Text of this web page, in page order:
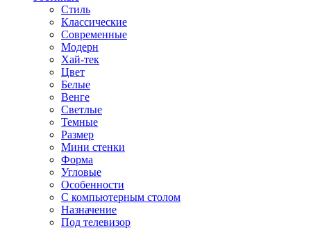
Стиль
Классические
Современные
Модерн
Хай-тек
Цвет
Белые
Венге
Светлые
Темные
Размер
Мини стенки
Форма
Угловые
Особенности
С компьютерным столом
Назначение
Под телевизор